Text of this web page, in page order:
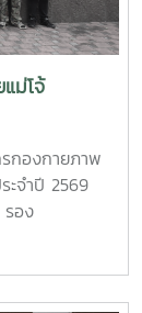
หาวิทยาลัยสี
โจ้ ณ ห้อง
ภายหลังการ
พื้นที่โดยรอบ
ม่โจ้
กองกายภาพ
ะจำปี 2569
รอง